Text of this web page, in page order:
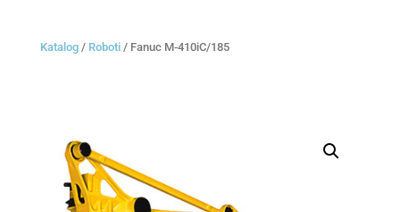
Katalog/ Roboti/ Fanuc M-410iC/185